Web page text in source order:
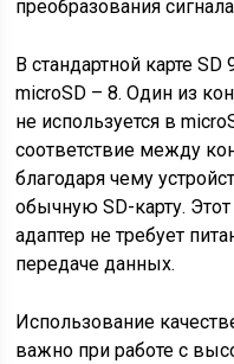
преобразования
В стандартной карте
microSD – 8. Один из
не используется в
соответствие между
благодаря чему
обычную SD-карту.
адаптер не требует
передаче данных.
Использование
важно при работе с